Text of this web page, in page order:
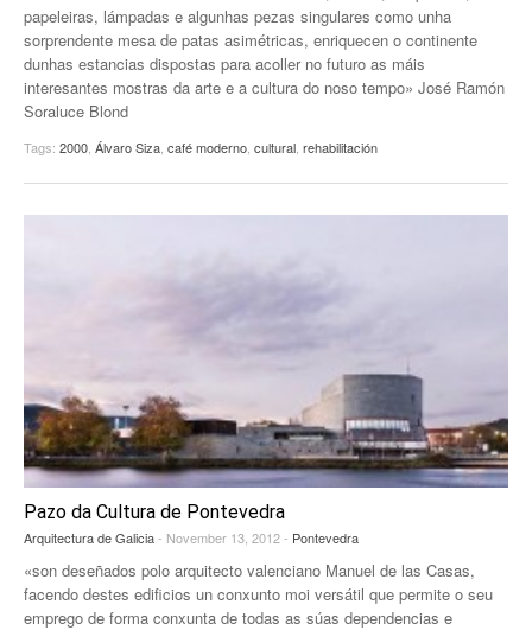
papeleiras, lámpadas e algunhas pezas singulares como unha
sorprendente mesa de patas asimétricas, enriquecen o continente
dunhas estancias dispostas para acoller no futuro as máis
interesantes mostras da arte e a cultura do noso tempo» José Ramón
Soraluce Blond
Tags: 2000 Álvaro Siza café moderno cultural rehabilitación
Pazo da Cultura de Pontevedra
Arquitectura de Galicia- November 13, 2012 - Pontevedra
«son deseñados polo arquitecto valenciano Manuel de las Casas,
facendo destes edificios un conxunto moi versátil que permite o seu
emprego de forma conxunta de todas as súas dependencias e